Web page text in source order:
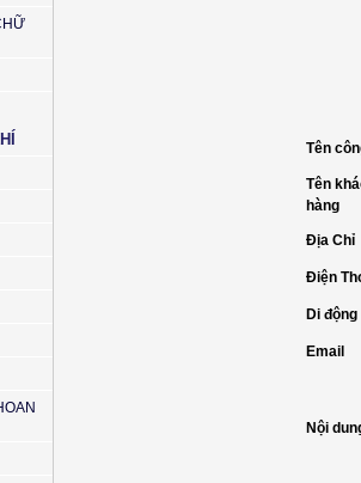
Tên
Tên
hàng
Địa Chỉ
Điện
Di động
Email
Nội